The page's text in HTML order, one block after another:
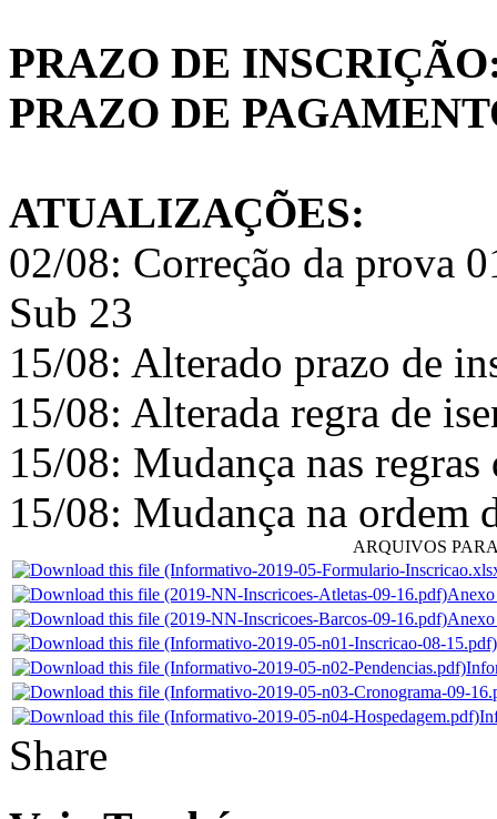
PRAZO DE
PRAZO DE
ATUALIZAÇÕES:
02/08: Correção da prova
Sub 23
15/08: Alterado prazo de
15/08: Alterada regra de
15/08: Mudança nas regras
15/08: Mudança na ordem
ARQUIVOS
Share